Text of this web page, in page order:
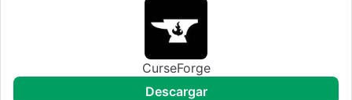
CurseForge
descargar